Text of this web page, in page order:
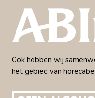
Ook hebben wij
het gebied van